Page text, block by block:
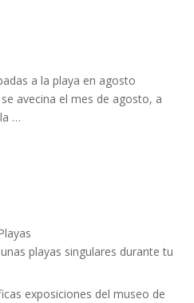
a la playa en agosto
avecina el mes de agosto, a
…
playas singulares durante tu
exposiciones del museo de